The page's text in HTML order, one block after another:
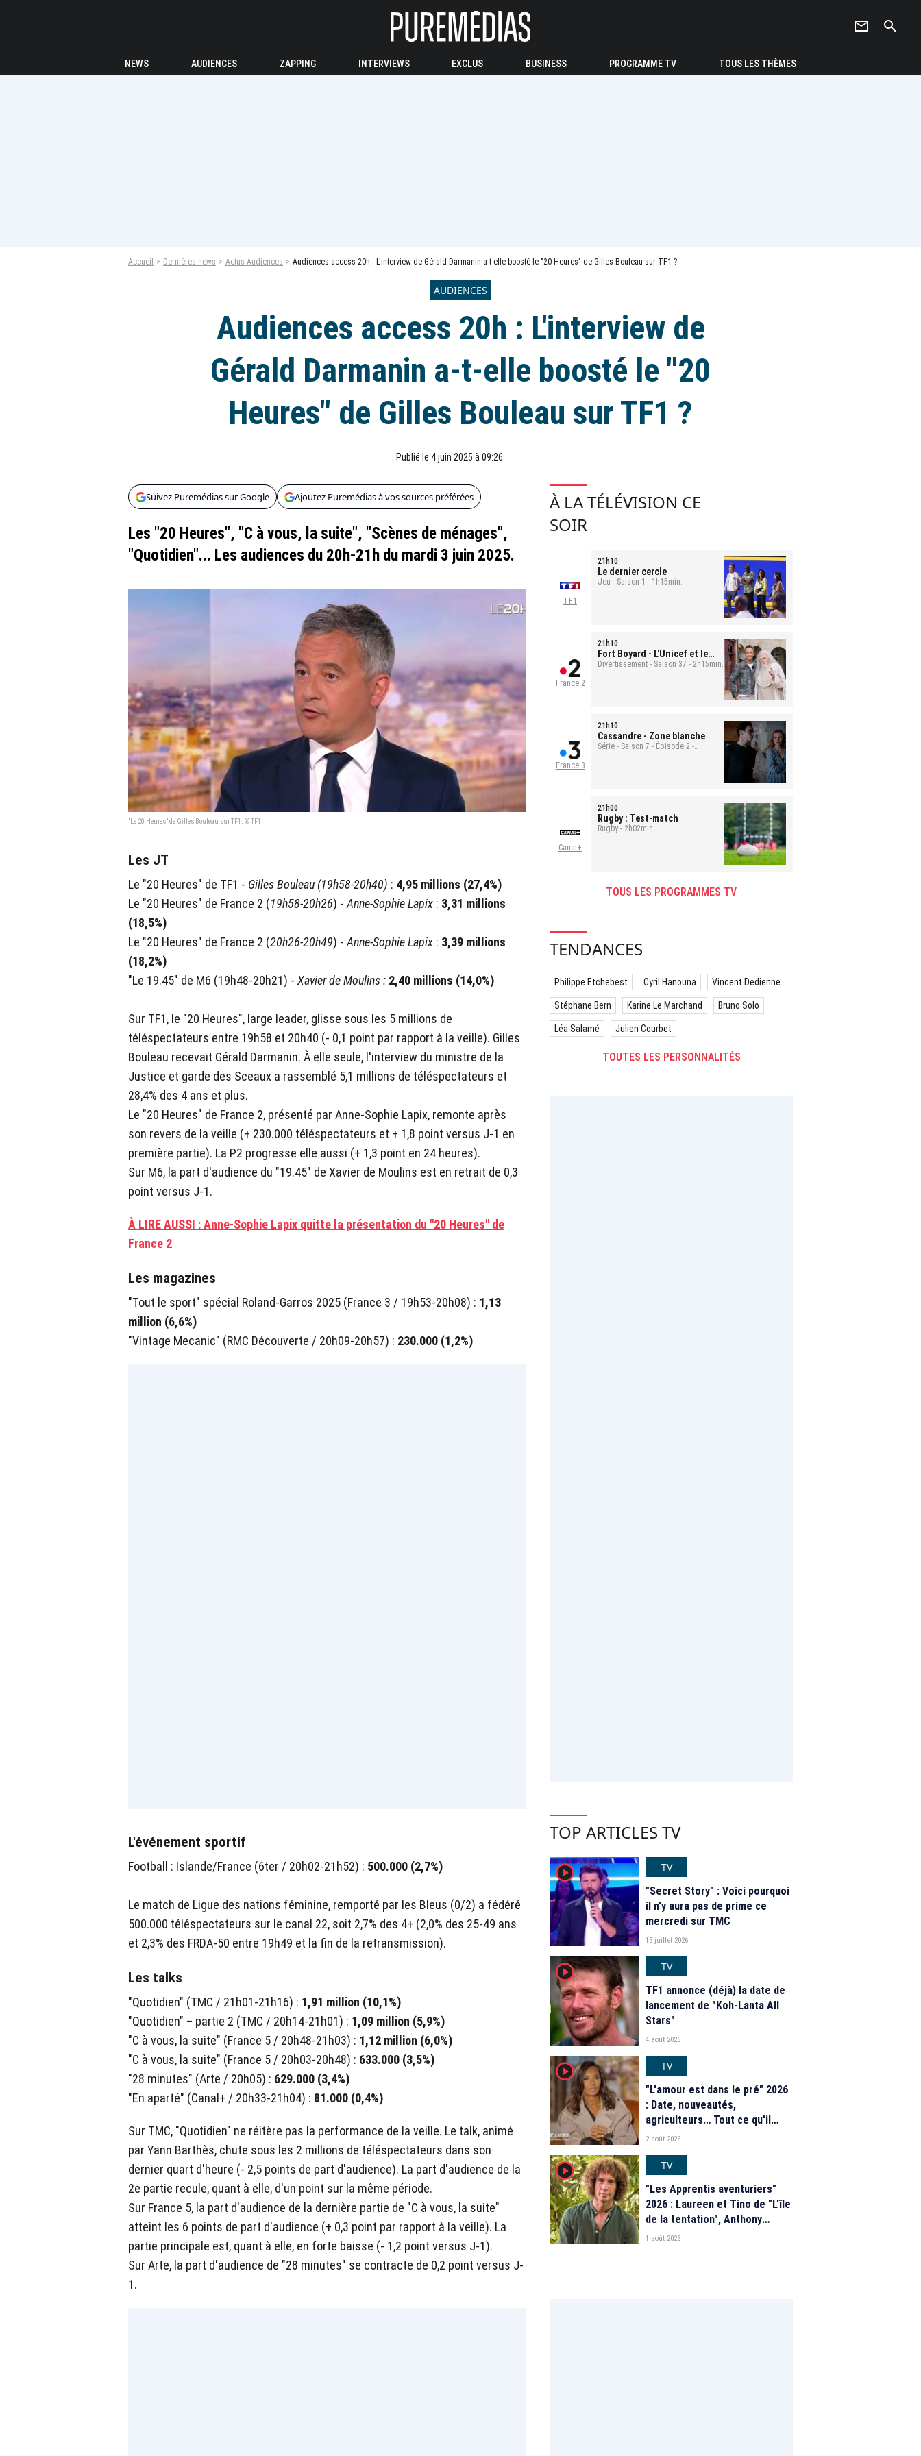
newsletter search
NEWS AUDIENCES ZAPPING INTERVIEWS EXCLUS BUSINESS PROGRAMME TV TOUS LES THÈMES
Accueil Dernières news Actus Audiences Audiences access 20h : L'interview de Gérald Darmanin a-t-elle boosté le "20 Heures" de Gilles Bouleau sur TF1 ?
AUDIENCES
Audiences access 20h : L'interview de
Gérald Darmanin a-t-elle boosté le "20
Heures" de Gilles Bouleau sur TF1 ?
Publié le 4 juin 2025 à 09:26
Suivez Puremédias sur Google Ajoutez Puremédias à vos sources préférées
Les "20 Heures", "C à vous, la suite", "Scènes de ménages",
"Quotidien"... Les audiences du 20h-21h du mardi 3 juin 2025.
"Le 20 Heures" de Gilles Bouleau sur TF1. © TF1
Les JT
Le "20 Heures" de TF1 - Gilles Bouleau (19h58-20h40) : 4,95 millions (27,4%)
Le "20 Heures" de France 2 (19h58-20h26) -Anne-Sophie Lapix : 3,31 millions
(18,5%)
Le "20 Heures" de France 2 (20h26-20h49) -Anne-Sophie Lapix : 3,39 millions
(18,2%)
"Le 19.45" de M6 (19h48-20h21) - Xavier de Moulins : 2,40 millions (14,0%)
Sur TF1, le "20 Heures", large leader, glisse sous les 5 millions de
téléspectateurs entre 19h58 et 20h40 (- 0,1 point par rapport à la veille). Gilles
Bouleau recevait Gérald Darmanin. À elle seule, l'interview du ministre de la
Justice et garde des Sceaux a rassemblé 5,1 millions de téléspectateurs et
28,4% des 4 ans et plus.
Le "20 Heures" de France 2, présenté par Anne-Sophie Lapix, remonte après
son revers de la veille (+ 230.000 téléspectateurs et + 1,8 point versus J-1 en
première partie). La P2 progresse elle aussi (+ 1,3 point en 24 heures).
Sur M6, la part d'audience du "19.45" de Xavier de Moulins est en retrait de 0,3
point versus J-1.
À LIRE AUSSI : Anne-Sophie Lapix quitte la présentation du "20 Heures" de
France 2
Les magazines
"Tout le sport" spécial Roland-Garros 2025 (France 3 / 19h53-20h08) : 1,13
million (6,6%)
"Vintage Mecanic" (RMC Découverte / 20h09-20h57) : 230.000 (1,2%)
L'événement sportif
Football : Islande/France (6ter / 20h02-21h52) : 500.000 (2,7%)
Le match de Ligue des nations féminine, remporté par les Bleus (0/2) a fédéré
500.000 téléspectateurs sur le canal 22, soit 2,7% des 4+ (2,0% des 25-49 ans
et 2,3% des FRDA-50 entre 19h49 et la fin de la retransmission).
Les talks
"Quotidien" (TMC / 21h01-21h16) : 1,91 million (10,1%)
"Quotidien" – partie 2 (TMC / 20h14-21h01) : 1,09 million (5,9%)
"C à vous, la suite" (France 5 / 20h48-21h03) : 1,12 million (6,0%)
"C à vous, la suite" (France 5 / 20h03-20h48) : 633.000 (3,5%)
"28 minutes" (Arte / 20h05) : 629.000 (3,4%)
"En aparté" (Canal+ / 20h33-21h04) : 81.000 (0,4%)
Sur TMC, "Quotidien" ne réitère pas la performance de la veille. Le talk, animé
par Yann Barthès, chute sous les 2 millions de téléspectateurs dans son
dernier quart d'heure (- 2,5 points de part d'audience). La part d'audience de la
2e partie recule, quant à elle, d'un point sur la même période.
Sur France 5, la part d'audience de la dernière partie de "C à vous, la suite"
atteint les 6 points de part d'audience (+ 0,3 point par rapport à la veille). La
partie principale est, quant à elle, en forte baisse (- 1,2 point versus J-1).
Sur Arte, la part d'audience de "28 minutes" se contracte de 0,2 point versus J-
1.
À LA TÉLÉVISION CE
SOIR
TF1
21h10
Le dernier cercle
Jeu - Saison 1 - 1h15min.
France 2
21h10
Fort Boyard - L'Unicef et le
Refuge
Divertissement - Saison 37 - 2h15min.
France 3
21h10
Cassandre - Zone blanche
Série - Saison 7 - Épisode 2 -
Canal+
21h00
Rugby : Test-match
Rugby - 2h02min.
TOUS LES PROGRAMMES TV
TENDANCES
Philippe Etchebest Cyril Hanouna Vincent Dedienne
Stéphane Bern Karine Le Marchand Bruno Solo
Léa Salamé Julien Courbet
TOUTES LES PERSONNALITÉS
TOP ARTICLES TV
player2
TV
"Secret Story" : Voici pourquoi
il n'y aura pas de prime ce
mercredi sur TMC
15 juillet 2026
player2
TV
TF1 annonce (déjà) la date de
lancement de "Koh-Lanta All
Stars"
4 août 2026
player2
TV
"L'amour est dans le pré" 2026
: Date, nouveautés,
agriculteurs… Tout ce qu'il
faut savoir sur la saison 21 du
2 août 2026
player2
TV
"Les Apprentis aventuriers"
2026 : Laureen et Tino de "L'île
de la tentation", Anthony
Matéo, Jade Leboeuf... Le
1 août 2026